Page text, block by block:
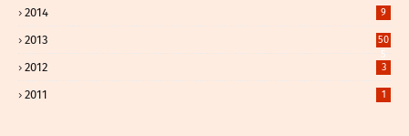
2014 9
2013
50
5
2012 3
2011 1